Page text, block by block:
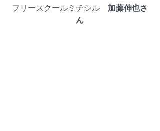
フリースクールミチシル 加藤伸也さ
ん